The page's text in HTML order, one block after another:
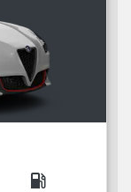
local_gas_station